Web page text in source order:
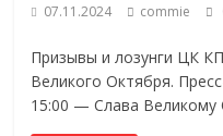
07.11.2024 commie
Призывы и лозунги ЦК
Великого Октября.
15:00 — Слава